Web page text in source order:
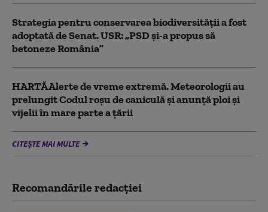
Strategia pentru conservarea biodiversității a fost
adoptată de Senat. USR: „PSD și-a propus să
betoneze România”
HARTĂ Alerte de vreme extremă. Meteorologii au
prelungit Codul roșu de caniculă și anunță ploi și
vijelii în mare parte a țării
CITEȘTE MAI MULTE
Recomandările redacţiei